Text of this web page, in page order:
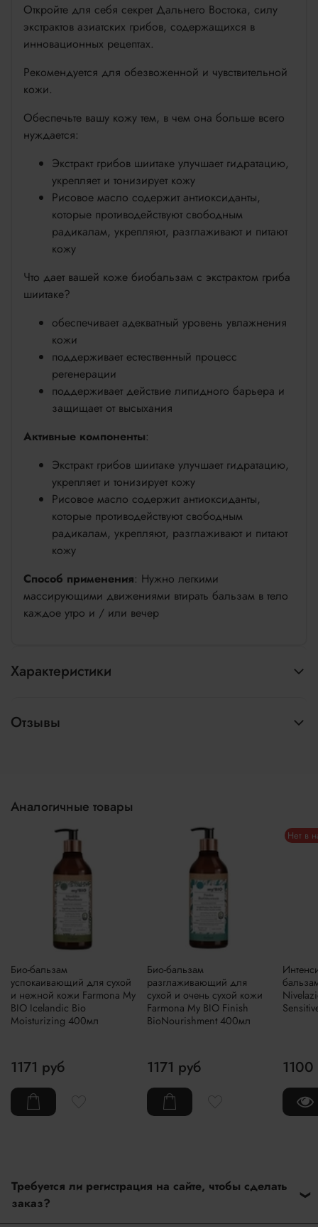
Откройте для себя секрет Дальнего Востока, силу
экстрактов азиатских грибов, содержащихся в
инновационных рецептах.
Рекомендуется для обезвоженной и чувствительной
кожи.
Обеспечьте вашу кожу тем, в чем она больше всего
нуждается:
Экстракт грибов шиитаке улучшает гидратацию,
укрепляет и тонизирует кожу
Рисовое масло содержит антиоксиданты,
которые противодействуют свободным
радикалам, укрепляют, разглаживают и питают
кожу
Что дает вашей коже биобальзам с экстрактом гриба
шиитаке?
обеспечивает адекватный уровень увлажнения
кожи
поддерживает естественный процесс
регенерации
поддерживает действие липидного барьера и
защищает от высыхания
Активные компоненты:
Экстракт грибов шиитаке улучшает гидратацию,
укрепляет и тонизирует кожу
Рисовое масло содержит антиоксиданты,
которые противодействуют свободным
радикалам, укрепляют, разглаживают и питают
кожу
Способ применения: Нужно легкими
массирующими движениями втирать бальзам в тело
каждое утро и / или вечер
Характеристики
Отзывы
Аналогичные товары
Био-бальзам
успокаивающий для сухой
и нежной кожи Farmona My
BIO Icelandic Bio
Moisturizing 400мл
1171 руб
Био-бальзам
разглаживающий для
сухой и очень сухой кожи
Farmona My BIO Finish
BioNourishment 400мл
1171 руб
Нет в
1100
Требуется ли регистрация на сайте, чтобы сделать
заказ?